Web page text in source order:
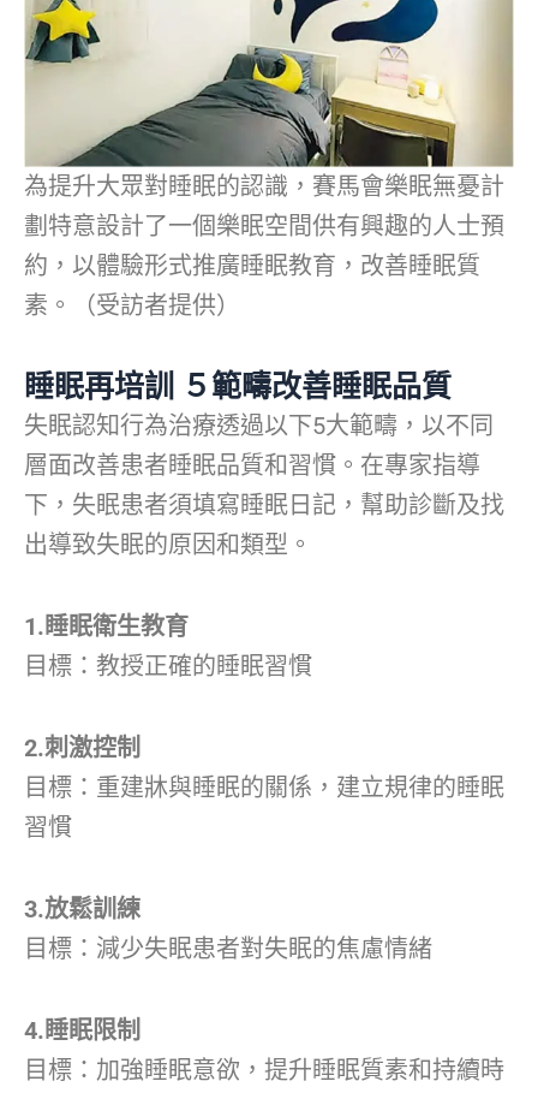
為提升大眾對睡眠的認識，賽馬會樂眠無憂計
劃特意設計了一個樂眠空間供有興趣的人士預
約，以體驗形式推廣睡眠教育，改善睡眠質
素。（受訪者提供）
睡眠再培訓 ５範疇改善睡眠品質
失眠認知行為治療透過以下5大範疇，以不同
層面改善患者睡眠品質和習慣。在專家指導
下，失眠患者須填寫睡眠日記，幫助診斷及找
出導致失眠的原因和類型。
1.睡眠衛生教育
目標：教授正確的睡眠習慣
2.刺激控制
目標：重建牀與睡眠的關係，建立規律的睡眠
習慣
3.放鬆訓練
目標：減少失眠患者對失眠的焦慮情緒
4.睡眠限制
目標：加強睡眠意欲，提升睡眠質素和持續時